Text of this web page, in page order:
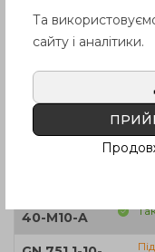
Артікул
GN 751.1-10-
GN 751.1-10-
20-M10-KL
40-M10-A
Під
Та
сайту і аналітики.